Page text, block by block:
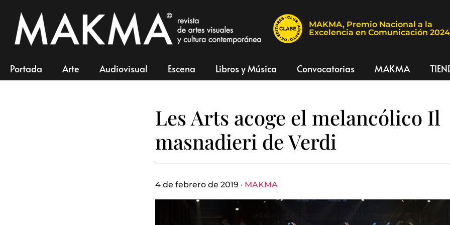
MAKMA, Premio Nacional a la
Excelencia en Comunicación 2024
Portada Arte Audiovisual Escena Libros y Música Convocatorias MAKMA
Les Arts acoge el melancólico Il
masnadieri de Verdi
4 de febrero de 2019 · MAKMA